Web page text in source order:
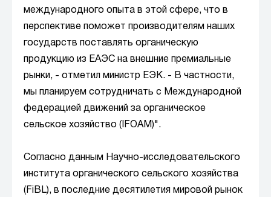
международного опыта в этой сфере, что в
перспективе поможет производителям наших
государств поставлять органическую
продукцию из ЕАЭС на внешние премиальные
рынки, - отметил министр ЕЭК. - В частности,
мы планируем сотрудничать с Международной
федерацией движений за органическое
сельское хозяйство (IFOAM)".
Согласно данным Научно-исследовательского
института органического сельского хозяйства
(FiBL), в последние десятилетия мировой рынок